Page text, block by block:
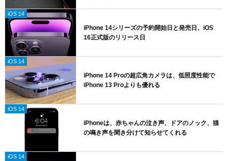
iOS 14
iPhone 14シリーズの予約開始日と発売日、iOS
16正式版のリリース日
iOS 14
iPhone 14 Proの超広角カメラは、低照度性能で
iPhone 13 Proよりも優れる
iOS 14
iPhoneは、赤ちゃんの泣き声、ドアのノック、猫
の鳴き声を聞き分けて知らせてくれる
iOS 14